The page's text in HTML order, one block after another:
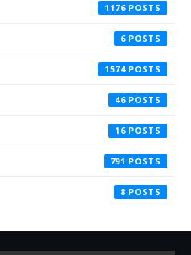
1176
6
1574
46
16
791
8